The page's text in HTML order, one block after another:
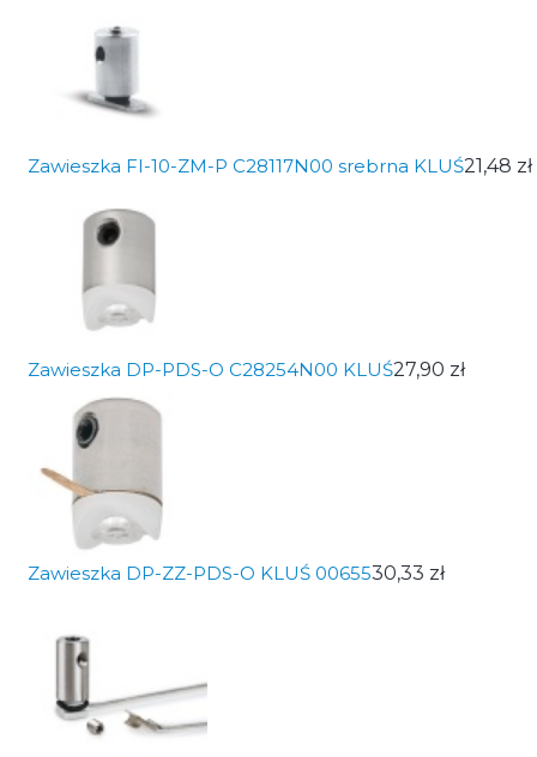
Zawieszka FI-10-ZM-P C28117N00 srebrna KLUŚ21,48 zł
Zawieszka DP-PDS-O C28254N00 KLUŚ27,90 zł
Zawieszka DP-ZZ-PDS-O KLUŚ 0065530,33 zł